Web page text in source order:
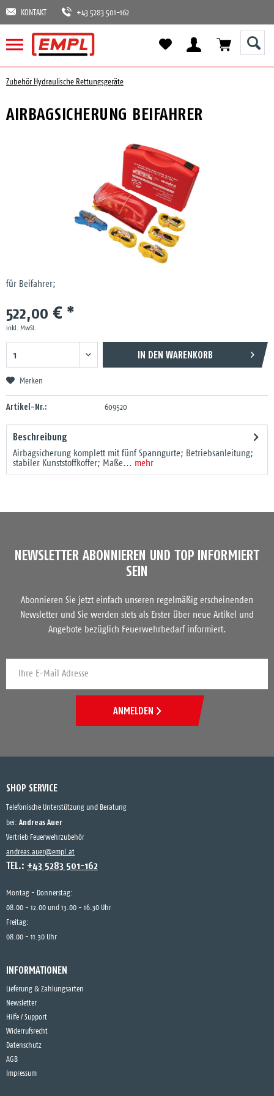
KONTAKT +43 5283 501-162
Zubehör Hydraulische Rettungsgeräte
AIRBAGSICHERUNG BEIFAHRER
für Beifahrer;
522,00 € *
inkl. MwSt.
IN DEN WARENKORB
Merken
Artikel-Nr.: 609520
Beschreibung
Airbagsicherung komplett mit fünf Spanngurte; Betriebsanleitung;
stabiler Kunststoffkoffer; Maße... mehr
NEWSLETTER ABONNIEREN UND TOP INFORMIERT
SEIN
Abonnieren Sie jetzt einfach unseren regelmäßig erscheinenden
Newsletter und Sie werden stets als Erster über neue Artikel und
Angebote bezüglich Feuerwehrbedarf informiert.
ANMELDEN
SHOP SERVICE
Telefonische Unterstützung und Beratung
bei: Andreas Auer
Vertrieb Feuerwehrzubehör
andreas.auer@empl.at
TEL.: +43 5283 501-162
Montag - Donnerstag:
08.00 - 12.00 und 13.00 - 16.30 Uhr
Freitag:
08.00 - 11.30 Uhr
INFORMATIONEN
Lieferung & Zahlungsarten
Newsletter
Hilfe / Support
Widerrufsrecht
Datenschutz
AGB
Impressum